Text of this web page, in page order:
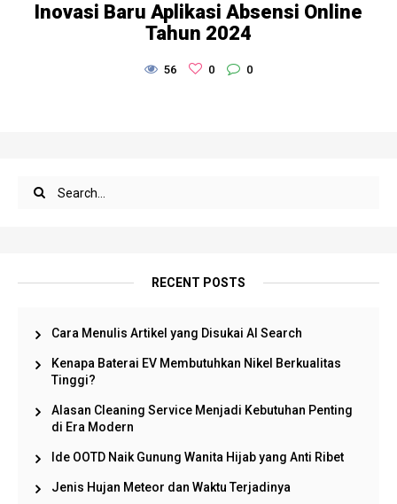
RECENT POSTS
Cara Menulis Artikel yang Disukai AI Search
Kenapa Baterai EV Membutuhkan Nikel Berkualitas
Tinggi?
Alasan Cleaning Service Menjadi Kebutuhan Penting
di Era Modern
Ide OOTD Naik Gunung Wanita Hijab yang Anti Ribet
Jenis Hujan Meteor dan Waktu Terjadinya
Inovasi Baru Aplikasi Absensi Online
Tahun 2024
56 0 0